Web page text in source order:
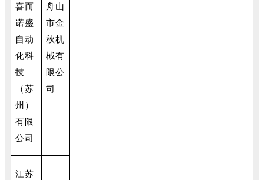
喜而
诺盛
自动
化科
技
（苏
州）
有限
公司
舟山
市金
秋机
械有
限公
司
江苏